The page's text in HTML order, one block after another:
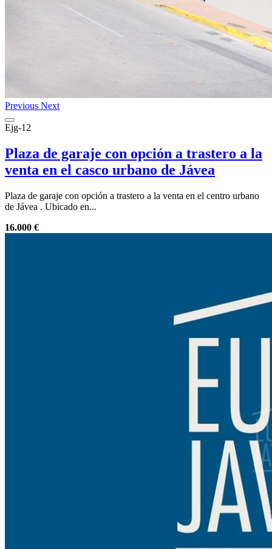
Previous Next
Ejg-12
Plaza de garaje con opción a trastero a la
venta en el casco urbano de Jávea
Plaza de garaje con opción a trastero a la venta en el centro urbano
de Jávea . Ubicado en...
16.000 €